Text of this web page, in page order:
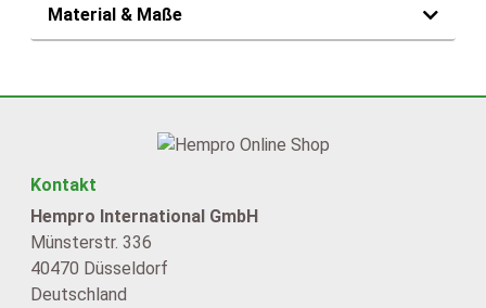
Material & Maße
Kontakt
Hempro International GmbH
Münsterstr. 336
40470 Düsseldorf
Deutschland